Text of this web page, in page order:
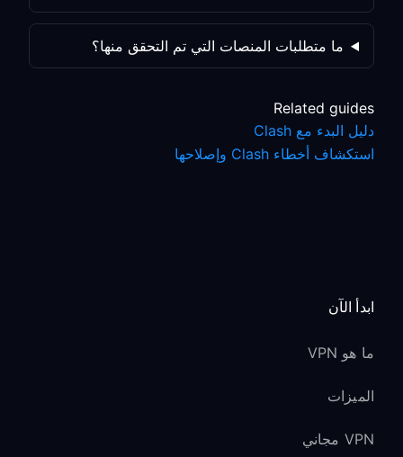
ما متطلبات المنصات التي تم التحقق منها؟
Related guides
دليل البدء مع Clash
استكشاف أخطاء Clash وإصلاحها
ابدأ الآن
ما هو VPN
الميزات
VPN مجاني